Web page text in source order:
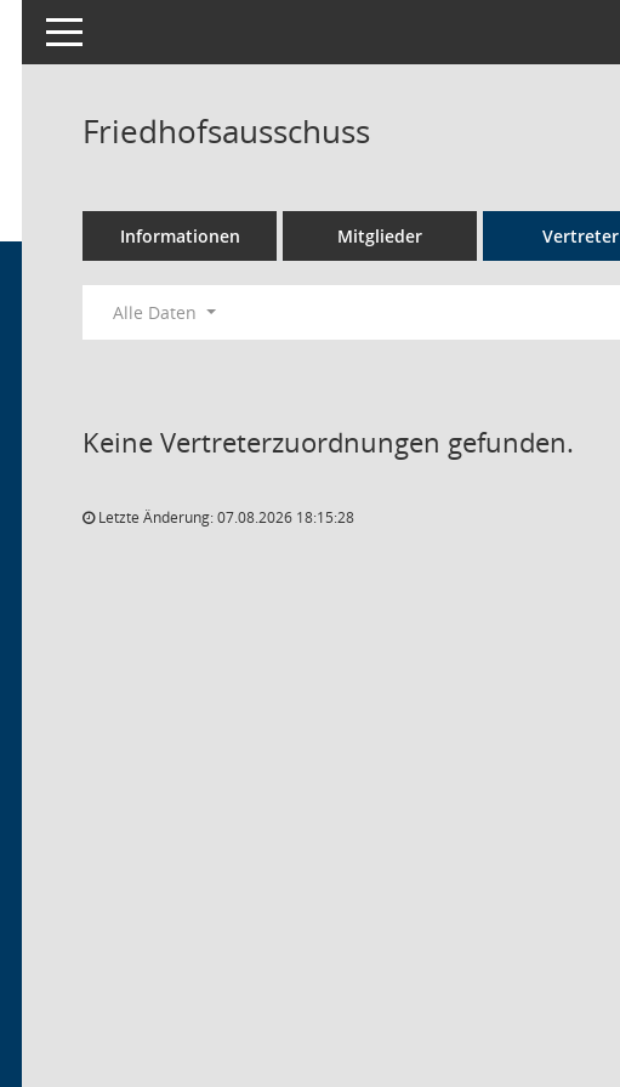
Toggle navigation
Friedhofsausschuss
Informationen Mitglieder Vertreter
Alle Daten
Keine Vertreterzuordnungen gefunden.
Letzte Änderung: 07.08.2026 18:15:28